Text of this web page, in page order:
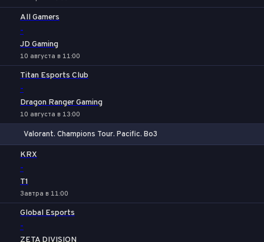
All Gamers
-
JD Gaming
10 августа в 11:00
Titan Esports Club
-
Dragon Ranger Gaming
10 августа в 13:00
Valorant. Champions Tour. Pacific. Bo3
KRX
-
T1
Завтра в 11:00
Global Esports
-
ZETA DIVISION